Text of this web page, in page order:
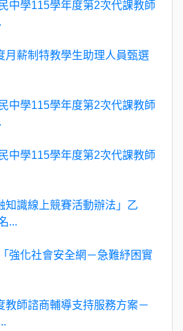
中學115學年度第2次代課教師
月薪制特教學生助理人員甄選
中學115學年度第2次代課教師
中學115學年度第2次代課教師
知識線上競賽活動辦法」乙
...
強化社會安全網－急難紓困實
教師諮商輔導支持服務方案－